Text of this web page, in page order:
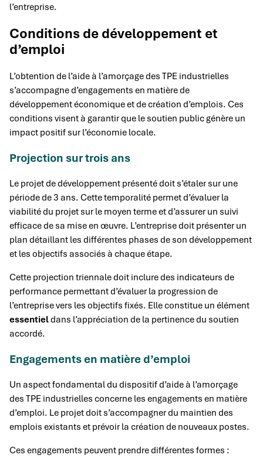
l’entreprise.
Conditions de développement et
d’emploi
L’obtention de l’aide à l’amorçage des TPE industrielles
s’accompagne d’engagements en matière de
développement économique et de création d’emplois. Ces
conditions visent à garantir que le soutien public génère un
impact positif sur l’économie locale.
Projection sur trois ans
Le projet de développement présenté doit s’étaler sur une
période de 3 ans. Cette temporalité permet d’évaluer la
viabilité du projet sur le moyen terme et d’assurer un suivi
efficace de sa mise en œuvre. L’entreprise doit présenter un
plan détaillant les différentes phases de son développement
et les objectifs associés à chaque étape.
Cette projection triennale doit inclure des indicateurs de
performance permettant d’évaluer la progression de
l’entreprise vers les objectifs fixés. Elle constitue un élément
essentieldans l’appréciation de la pertinence du soutien
accordé.
Engagements en matière d’emploi
Un aspect fondamental du dispositif d’aide à l’amorçage
des TPE industrielles concerne les engagements en matière
d’emploi. Le projet doit s’accompagner du maintien des
emplois existants et prévoir la création de nouveaux postes.
Ces engagements peuvent prendre différentes formes :